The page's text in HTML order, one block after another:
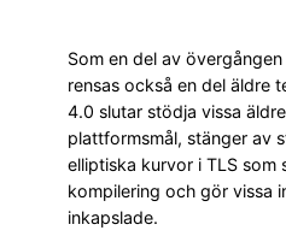
Som en del av
rensas också en del äldre
4.0 slutar stödja vissa
plattformsmål, stänger av
elliptiska kurvor i TLS som
kompilering och gör vissa
inkapslade.